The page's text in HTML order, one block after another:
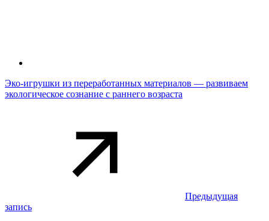
Эко-игрушки из переработанных материалов — развиваем
экологическое сознание с раннего возраста
Предыдущая
запись